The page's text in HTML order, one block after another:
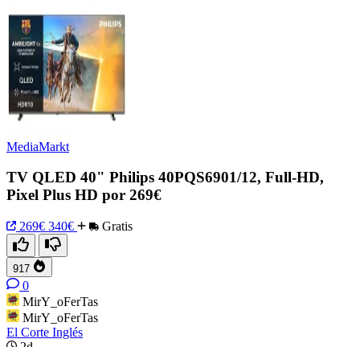
MediaMarkt
TV QLED 40" Philips 40PQS6901/12, Full-HD,
Pixel Plus HD por 269€
269€ 340€ Gratis
917
0
MirY_oFerTas
MirY_oFerTas
El Corte Inglés